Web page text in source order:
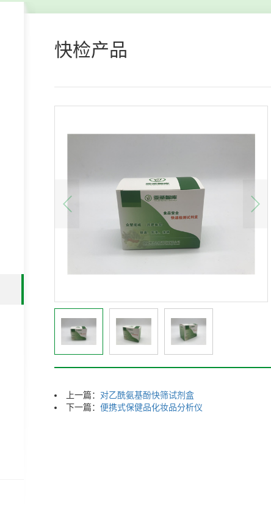
快检产品
上一篇： 对乙酰氨基酚快筛试剂盒
下一篇： 便携式保健品化妆品分析仪